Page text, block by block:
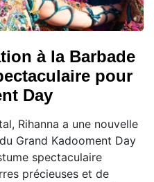
à la Barbade
pour
Day
Rihanna a une nouvelle
Grand Kadooment Day
spectaculaire
précieuses et de